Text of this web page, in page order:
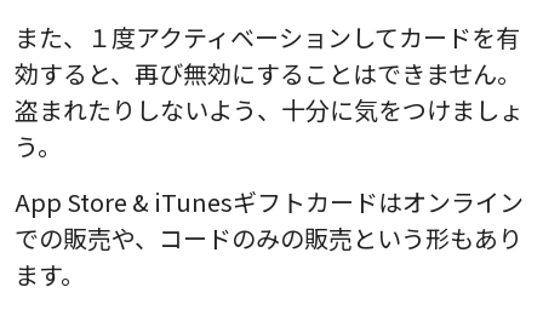
また、１度アクティベーションしてカードを有
効すると、再び無効にすることはできません。
盗まれたりしないよう、十分に気をつけましょ
う。
App Store & iTunesギフトカードはオンライン
での販売や、コードのみの販売という形もあり
ます。